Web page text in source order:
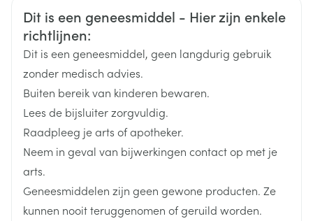
als u aan de 6e maand van uw zwangerschap
begint of daar al voorbij bent
als u op dit moment last heeft van een maagzweer
(ulcus pepticum)
als uw huid beschadigd is, waaronder vochtige of
ontstoken plekken, eczeem, brandwonden of
verwondingen
als u een kind bent of en jongere onder de 16 jaar.
Merken
Breedte 159 mm
Lengte
Diepte 40 mm
Ingrediënten
vorm van epolaminediclofenac)
Veiligheidsinformatie
Dit is een geneesmiddel - Hier zijn enkele
richtlijnen:
Dit is een geneesmiddel, geen langdurig gebruik
zonder medisch advies.
Buiten bereik van kinderen bewaren.
Lees de bijsluiter zorgvuldig.
Raadpleeg je arts of apotheker.
Neem in geval van bijwerkingen contact op met je
arts.
Geneesmiddelen zijn geen gewone producten. Ze
kunnen nooit teruggenomen of geruild worden.